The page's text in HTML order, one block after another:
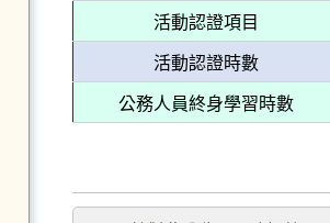
活動認證項目
活動認證時數
公務人員終身學習時數